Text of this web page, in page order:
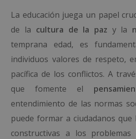
La educación juega un papel
de la cultura de la paz y la
temprana edad, es
individuos valores de respeto,
pacífica de los conflictos. A
que fomente el
entendimiento de las normas
puede formar a ciudadanos que
constructivas a los